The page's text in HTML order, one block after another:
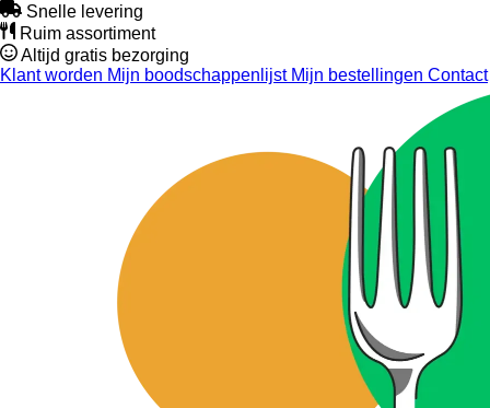
Snelle levering
Ruim assortiment
Altijd gratis bezorging
Klant worden Mijn boodschappenlijstMijn bestellingen Contact